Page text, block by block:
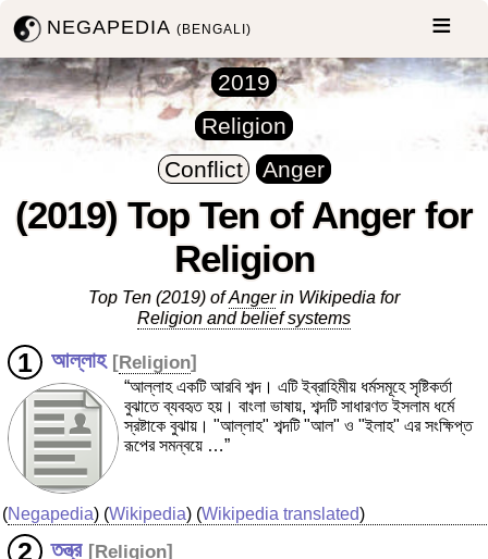
NEGAPEDIA(BENGALI)
2019
Religion
Conflict
Anger
(2019) Top Ten of Anger for
Religion
Top Ten (2019) ofAngerin Wikipedia for
Religion and belief systems
আল্লাহ [Religion]
“আল্লাহ একটি আরবি শব্দ। এটি ইব্রাহিমীয় ধর্মসমূহে সৃষ্টিকর্তা
বুঝাতে ব্যবহৃত হয়। বাংলা ভাষায়, শব্দটি সাধারণত ইসলাম ধর্মে
স্রষ্টাকে বুঝায়। "আল্লাহ" শব্দটি "আল" ও "ইলাহ" এর সংক্ষিপ্ত
রূপের সমন্বয়ে …”
(Negapedia) (Wikipedia) (Wikipedia translated)
তন্ত্র [Religion]